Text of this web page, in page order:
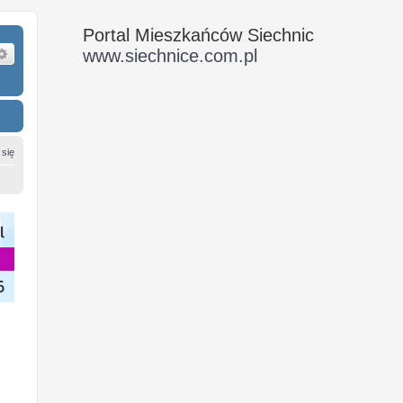
Wyszukiwanie zaawansowane
się
Portal Mieszkańców Siechnic
www.siechnice.com.pl